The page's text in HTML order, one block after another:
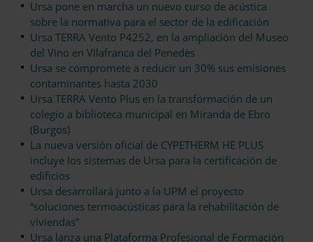
Ursa pone en marcha un nuevo curso de acústica
sobre la normativa para el sector de la edificación
Ursa TERRA Vento P4252, en la ampliación del Museo
del Vino en Vilafranca del Penedès
Ursa se compromete a reducir un 30% sus emisiones
contaminantes hasta 2030
Ursa TERRA Vento Plus en la transformación de un
colegio a biblioteca municipal en Miranda de Ebro
(Burgos)
La nueva versión oficial de CYPETHERM HE PLUS
incluye los sistemas de Ursa para la certificación de
edificios
Ursa desarrollará junto a la UPM el proyecto
“soluciones termoacústicas para la rehabilitación de
viviendas”
Ursa lanza una Plataforma Profesional de Formación